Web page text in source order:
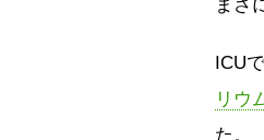
まさ
ICU
リウ
た。